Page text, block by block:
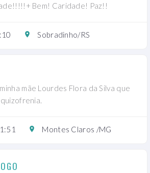
Bem! Caridade! Paz!!
Sobradinho/RS
mãe Lourdes Flora da Silva que
Montes Claros /MG